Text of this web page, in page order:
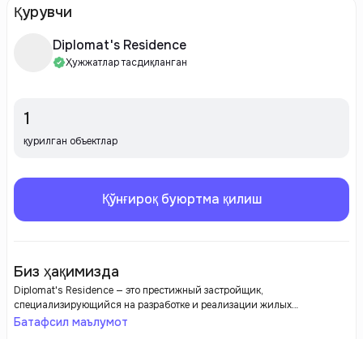
Қурувчи
Diplomat's Residence
Ҳужжатлар тасдиқланган
1
қурилган объектлар
Қўнғироқ буюртма қилиш
Биз ҳақимизда
Diplomat's Residence — это престижный застройщик,
специализирующийся на разработке и реализации жилых
комплексов премиум-класса. Компания ориентируется на создание
Батафсил маълумот